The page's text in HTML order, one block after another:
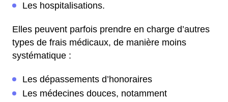
Les hospitalisations.
Elles peuvent parfois prendre en charge d’autres
types de frais médicaux, de manière moins
systématique :
Les dépassements d’honoraires
Les médecines douces, notamment